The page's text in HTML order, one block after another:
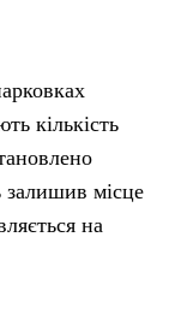
кількість
залишив місце
на